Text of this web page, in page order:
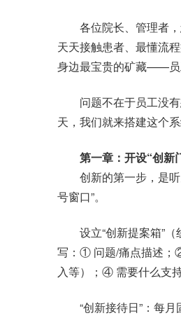
各位院长、管理者，
天天接触患者、最懂流
身边最宝贵的矿藏——员
问题不在于员工没有
天，我们就来搭建这个
第一章：开设“创
创新的第一步，是听
号窗口”。
设立“创新提案箱”（
写：① 问题/痛点描述；
入等）；④ 需要什么支持
“创新接待日”：每月